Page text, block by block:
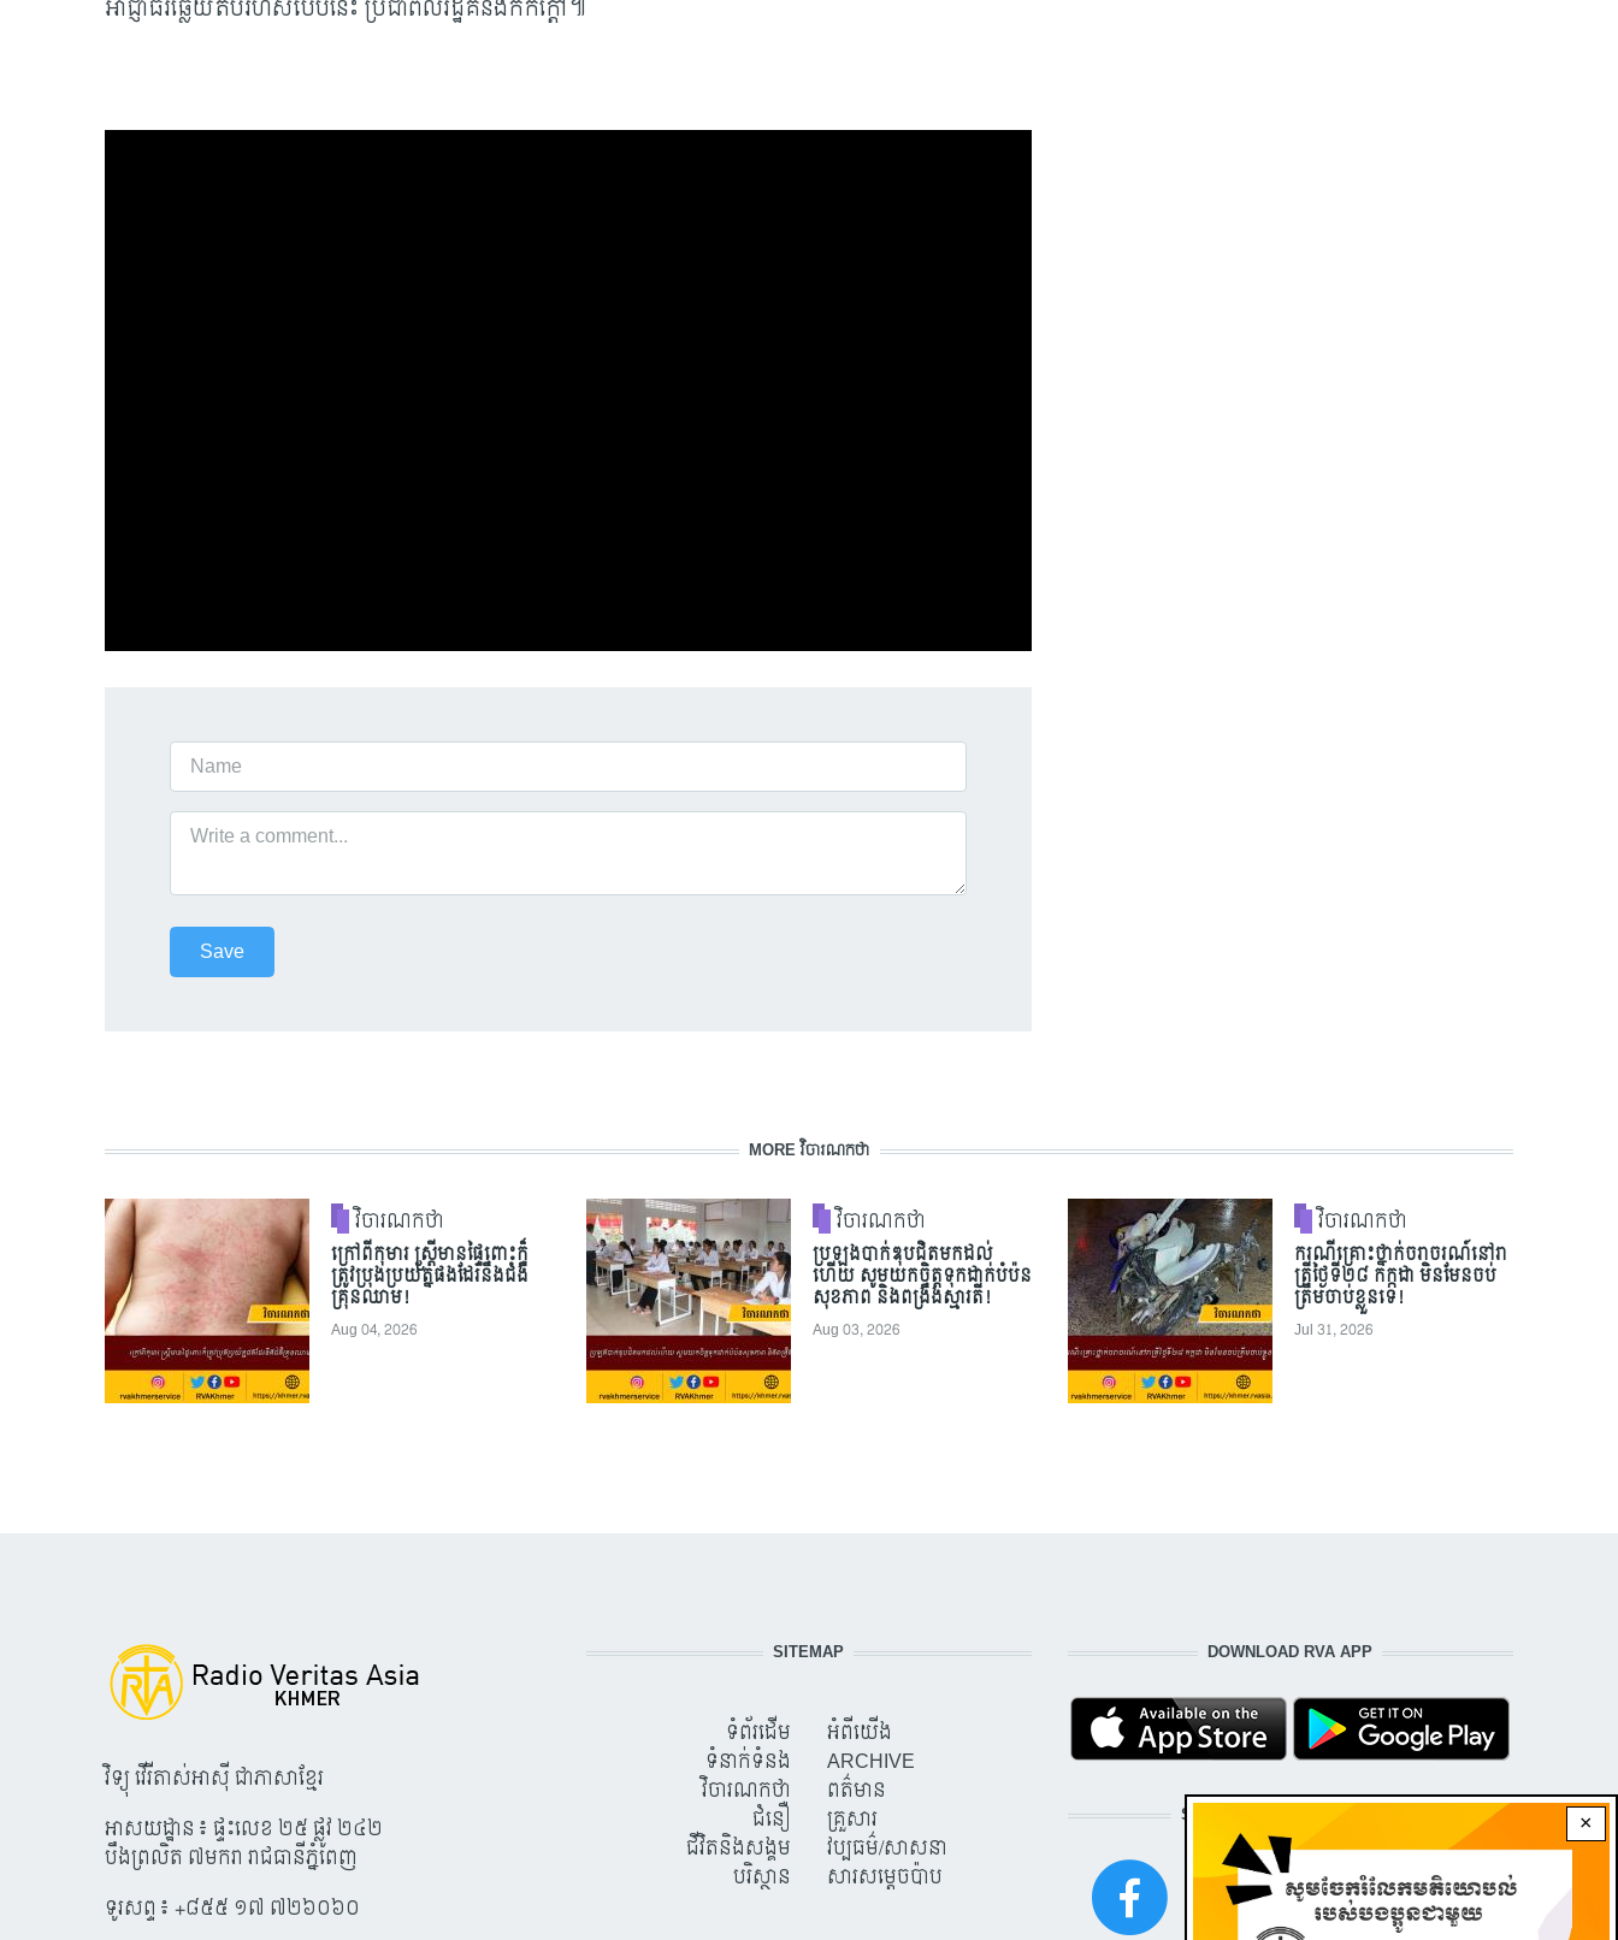
អាជ្ញាធរឆ្លើយតបរហ័សបែបនេះ ប្រជាពលរដ្ឋគឺនឹងកក់ក្តៅ៕
MORE វិចារណកថា
វិចារណកថា
ក្រៅពីកុមារ ស្ត្រីមានផ្ទៃពោះក៏
ត្រូវប្រុងប្រយ័ត្នផងដែរនឹងជំងឺ
គ្រុនឈាម!
Aug 04, 2026
វិចារណកថា
ប្រឡងបាក់ឌុបជិតមកដល់
ហើយ សូមយកចិត្តទុកដាក់បំប៉ន
សុខភាព និងពង្រឹងស្មារតី!
Aug 03, 2026
វិចារណកថា
ករណីគ្រោះថ្នាក់ចរាចរណ៍នៅរា
ត្រីថ្ងៃទី២៨ កក្កដា មិនមែនចប់
ត្រឹមចាប់ខ្លួនទេ!
Jul 31, 2026
×
វិទ្យុ វើរីតាស់អាស៊ី ជាភាសាខ្មែរ
អាសយដ្ឋាន៖ ផ្ទះលេខ ២៥ ផ្លូវ ២៤២
បឹងព្រលិត ៧មករា រាជធានីភ្នំពេញ
ទូរសព្ទ៖ +៨៥៥ ១៧ ៧២៦០៦០
SITEMAP
ទំព័រដើម
ទំនាក់ទំនង
វិចារណកថា
ជំនឿ
ជីវិតនិងសង្គម
បរិស្ថាន
អំពីយើង
ARCHIVE
ពត៌មាន
គ្រួសារ
វប្បធម៌/សាសនា
សារសម្តេចប៉ាប
DOWNLOAD RVA APP
STAY CONNECTED WITH US!